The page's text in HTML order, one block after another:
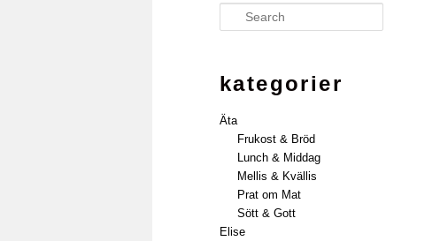
Search
kategorier
Äta
Frukost & Bröd
Lunch & Middag
Mellis & Kvällis
Prat om Mat
Sött & Gott
Elise